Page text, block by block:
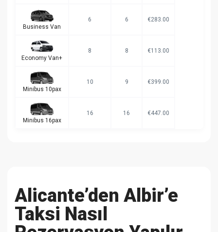
Business Van
6 6 €283.00
Economy Van+
8 8 €113.00
Minibus 10pax
10 9 €399.00
Minibus 16pax
16 16 €447.00
Alicante’den Albir’e
Taksi Nasıl